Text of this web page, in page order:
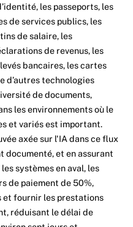
les passeports, les
de services publics, les
de salaire, les
de revenus, les
bancaires, les cartes
d’autres technologies
de documents,
les environnements où le
et variés est important.
axée sur l'IA dans ce flux
et en assurant
systèmes en aval, les
de paiement de 50%,
fournir les prestations
réduisant le délai de